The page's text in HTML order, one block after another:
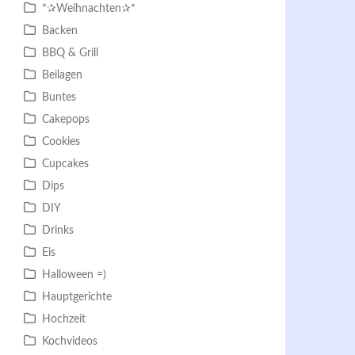
*✰Weihnachten✰*
Backen
BBQ & Grill
Beilagen
Buntes
Cakepops
Cookies
Cupcakes
Dips
DIY
Drinks
Eis
Halloween =)
Hauptgerichte
Hochzeit
Kochvideos